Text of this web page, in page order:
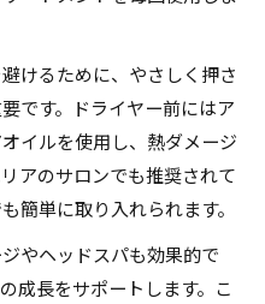
けるために、やさしく押さ
です。ドライヤー前にはア
イルを使用し、熱ダメージ
アのサロンでも推奨されて
簡単に取り入れられます。
やヘッドスパも効果的で
成長をサポートします。こ